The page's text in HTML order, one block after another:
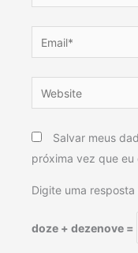
Email*
Website
Salvar meus
próxima vez que eu
Digite uma resposta
doze + dezenove =